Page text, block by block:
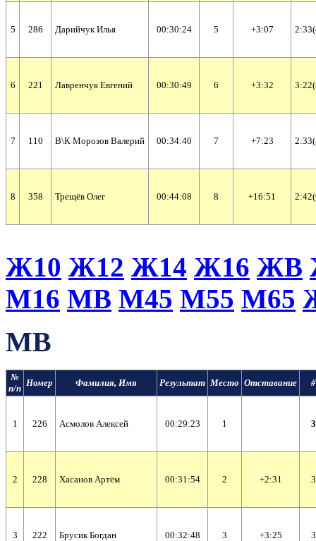
5 286 Дарийчук Илья 00:30:24 5 +3:07
6 221 Лавренчук Евгений 00:30:49 6 +3:32
7 110 В\К Морозов Валерий 00:34:40 7 +7:23
8 358 Трещёв Олег 00:44:08 8 +16:51
Ж10 Ж12 Ж14 Ж16 ЖВ
М16 МВ М45 М55 М65
МВ
№
п/п
Номер Фамилия, Имя Результат Место Отставание
1 226 Асмолов Алексей 00:29:23 1
2 228 Хасанов Артём 00:31:54 2 +2:31
3 222 Брусик Богдан 00:32:48 3 +3:25